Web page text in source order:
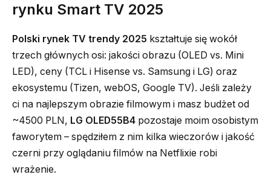
rynku Smart TV 2025
Polski rynek TV trendy 2025 kształtuje się wokół
trzech głównych osi: jakości obrazu (OLED vs. Mini
LED), ceny (TCL i Hisense vs. Samsung i LG) oraz
ekosystemu (Tizen, webOS, Google TV). Jeśli zależy
ci na najlepszym obrazie filmowym i masz budżet od
~4500 PLN, LG OLED55B4 pozostaje moim osobistym
faworytem – spędziłem z nim kilka wieczorów i jakość
czerni przy oglądaniu filmów na Netflixie robi
wrażenie.